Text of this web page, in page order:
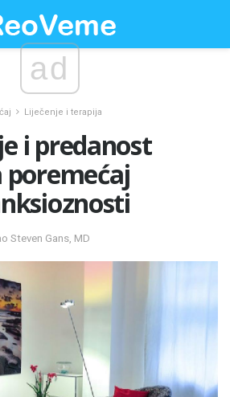
ad
Liječenje i terapija
i predanost
Steven Gans, MD